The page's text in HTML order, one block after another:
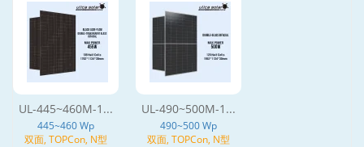
UL-445~460M-1...
445~460 Wp
双面, TOPCon, N型
UL-490~500M-1...
490~500 Wp
双面, TOPCon, N型